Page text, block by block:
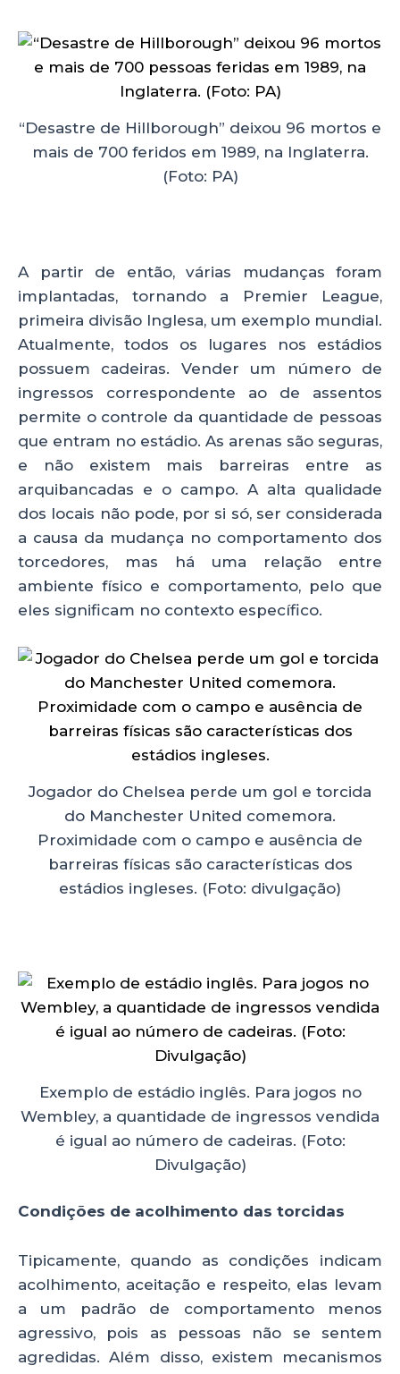
“Desastre de Hillborough” deixou 96 mortos e
mais de 700 feridos em 1989, na Inglaterra.
(Foto: PA)
A partir de então, várias mudanças foram
implantadas, tornando a Premier League,
primeira divisão Inglesa, um exemplo mundial.
Atualmente, todos os lugares nos estádios
possuem cadeiras. Vender um número de
ingressos correspondente ao de assentos
permite o controle da quantidade de pessoas
que entram no estádio. As arenas são seguras,
e não existem mais barreiras entre as
arquibancadas e o campo. A alta qualidade
dos locais não pode, por si só, ser considerada
a causa da mudança no comportamento dos
torcedores, mas há uma relação entre
ambiente físico e comportamento, pelo que
eles significam no contexto específico.
Jogador do Chelsea perde um gol e torcida
do Manchester United comemora.
Proximidade com o campo e ausência de
barreiras físicas são características dos
estádios ingleses. (Foto: divulgação)
Exemplo de estádio inglês. Para jogos no
Wembley, a quantidade de ingressos vendida
é igual ao número de cadeiras. (Foto:
Divulgação)
Condições de acolhimento das torcidas
Tipicamente, quando as condições indicam
acolhimento, aceitação e respeito, elas levam
a um padrão de comportamento menos
agressivo, pois as pessoas não se sentem
agredidas. Além disso, existem mecanismos